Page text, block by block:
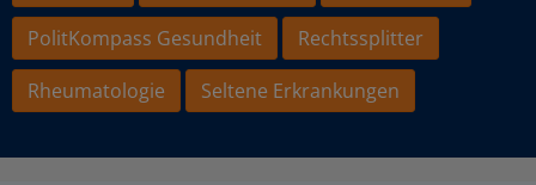
PolitKompass Gesundheit
Rechtssplitter
Rheumatologie
Seltene Erkrankungen